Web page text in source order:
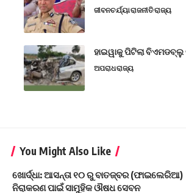
ଜୀବନଚର୍ଯ୍ୟାରାଜନୀତିରାଜ୍ୟ
ହାଇୱାକୁ ପିଟିଲା ବିଏମଡବ୍ଲୁ
ଅପରାଧରାଜ୍ୟ
You Might Also Like
ଖୋର୍ଦ୍ଧା: ଆସନ୍ତା ୧୦ ରୁ ବାତଜ୍ବର (ଫାଇଲେରିଆ)
ନିରାକରଣ ପାଇଁ ସାମୁହିକ ଔଷଧ ସେବନ